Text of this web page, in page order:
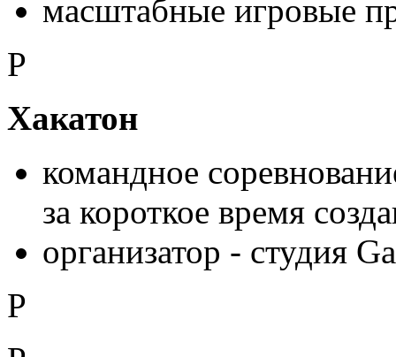
масштабные игровые
P
Хакатон
командное
за короткое время
организатор - студия
P